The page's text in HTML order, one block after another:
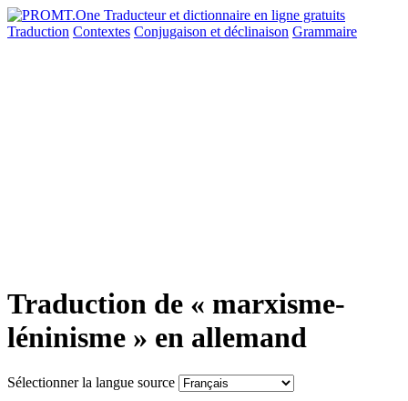
Traduction Contextes Conjugaison et déclinaison Grammaire
Traduction de « marxisme-
léninisme » en allemand
Sélectionner la langue source